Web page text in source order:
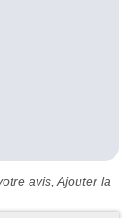
avis, Ajouter la